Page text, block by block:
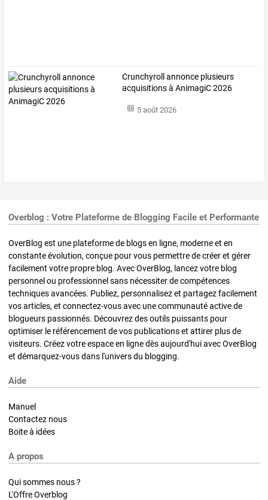
Crunchyroll annonce plusieurs
acquisitions à AnimagiC 2026
5 août 2026
Overblog : Votre Plateforme de Blogging Facile et Performante
OverBlog est une plateforme de blogs en ligne, moderne et en
constante évolution, conçue pour vous permettre de créer et gérer
facilement votre propre blog. Avec OverBlog, lancez votre blog
personnel ou professionnel sans nécessiter de compétences
techniques avancées. Publiez, personnalisez et partagez facilement
vos articles, et connectez-vous avec une communauté active de
blogueurs passionnés. Découvrez des outils puissants pour
optimiser le référencement de vos publications et attirer plus de
visiteurs. Créez votre espace en ligne dès aujourd'hui avec OverBlog
et démarquez-vous dans l'univers du blogging.
Aide
Manuel
Contactez nous
Boite à idées
A propos
Qui sommes nous ?
L'Offre Overblog